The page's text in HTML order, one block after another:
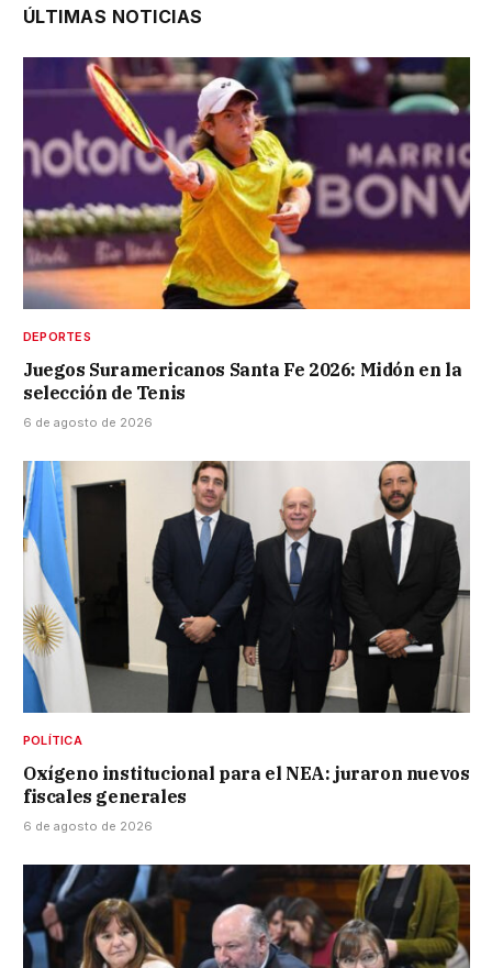
ÚLTIMAS NOTICIAS
DEPORTES
Juegos Suramericanos Santa Fe 2026: Midón en la
selección de Tenis
6 de agosto de 2026
POLÍTICA
Oxígeno institucional para el NEA: juraron nuevos
fiscales generales
6 de agosto de 2026